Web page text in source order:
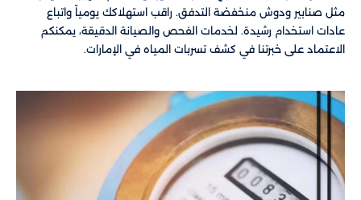
مثل صنابير ودوش منخفضة التدفق. راقب استهلاكك يومياً واتباع
عادات استخدام رشيدة. لخدمات الفحص والصيانة الدقيقة، يمكنكم
الاعتماد على خبرتنا في كشف تسربات المياه في الإمارات.